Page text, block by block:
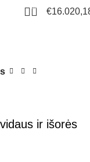
1657 €
ir išorės